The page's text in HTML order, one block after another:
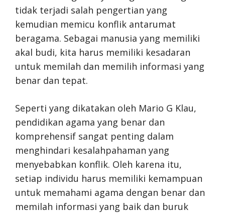
tidak terjadi salah pengertian yang
kemudian memicu konflik antarumat
beragama. Sebagai manusia yang memiliki
akal budi, kita harus memiliki kesadaran
untuk memilah dan memilih informasi yang
benar dan tepat.
Seperti yang dikatakan oleh Mario G Klau,
pendidikan agama yang benar dan
komprehensif sangat penting dalam
menghindari kesalahpahaman yang
menyebabkan konflik. Oleh karena itu,
setiap individu harus memiliki kemampuan
untuk memahami agama dengan benar dan
memilah informasi yang baik dan buruk